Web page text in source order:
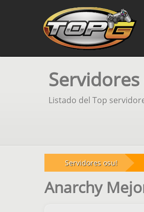
Listado del Top
Servidores osu!
Anarchy